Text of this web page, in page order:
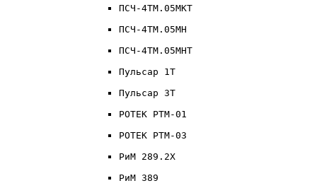
ПСЧ-4ТМ.05МКТ
ПСЧ-4ТМ.05МН
ПСЧ-4ТМ.05МНТ
Пульсар 1T
Пульсар 3T
РОТЕК РТМ-01
РОТЕК РТМ-03
РиМ 289.2X
РиМ 389